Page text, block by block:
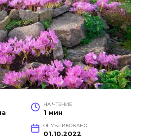
НА ЧТЕНИЕ
1 мин
ОПУБЛИКОВАНО
01.10.2022